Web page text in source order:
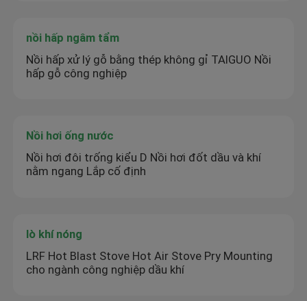
nồi hấp ngâm tẩm
Nồi hấp xử lý gỗ bằng thép không gỉ TAIGUO Nồi
hấp gỗ công nghiệp
Nồi hơi ống nước
Nồi hơi đôi trống kiểu D Nồi hơi đốt dầu và khí
nằm ngang Lắp cố định
lò khí nóng
LRF Hot Blast Stove Hot Air Stove Pry Mounting
cho ngành công nghiệp dầu khí